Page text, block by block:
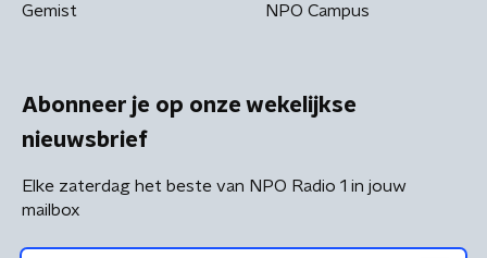
Gemist NPO Campus
Abonneer je op onze wekelijkse
nieuwsbrief
Elke zaterdag het beste van NPO Radio 1 in jouw
mailbox